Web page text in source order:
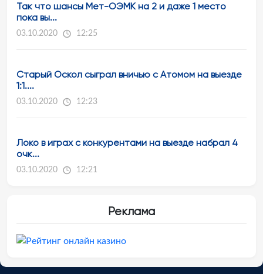
Так что шансы Мет-ОЭМК на 2 и даже 1 место
пока вы...
03.10.2020 12:25
Старый Оскол сыграл вничью с Атомом на выезде
1:1....
03.10.2020 12:23
Локо в играх с конкурентами на выезде набрал 4
очк...
03.10.2020 12:21
Реклама